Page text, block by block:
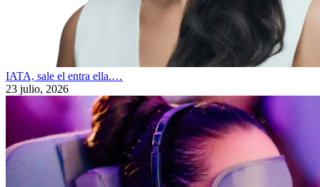
IATA, sale el entra ella.…
23 julio, 2026